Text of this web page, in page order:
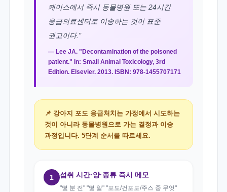
케이스에서 즉시 동물병원 또는 24시간
응급의료센터로 이송하는 것이 표준
권고이다."
— Lee JA. "Decontamination of the poisoned
patient." In: Small Animal Toxicology, 3rd
Edition. Elsevier. 2013. ISBN: 978-1455707171
📌 강아지 포도 응급처치는 가정에서 시도하는
것이 아니라 동물병원으로 가는 결정과 이송
과정입니다. 5단계 순서를 따르세요.
1 섭취 시간·양·종류 즉시 메모
"몇 분 전" "몇 알" "포도/건포도/주스 중 무엇"